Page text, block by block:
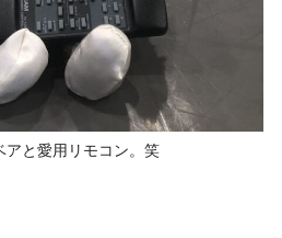
アと愛用リモコン。笑